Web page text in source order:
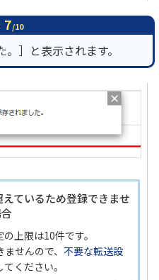
7/10
。］と表示されます。
えているため登録できませ
上限は10件です。
せんので、 不要な転送設
ください。